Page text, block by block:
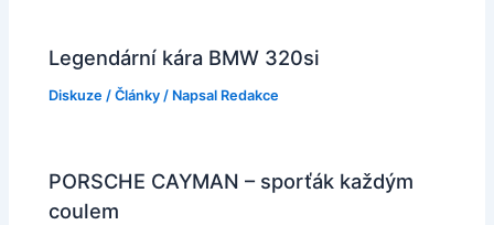
Legendární kára BMW 320si
Diskuze /Články / Napsal Redakce
PORSCHE CAYMAN – sporťák každým
coulem